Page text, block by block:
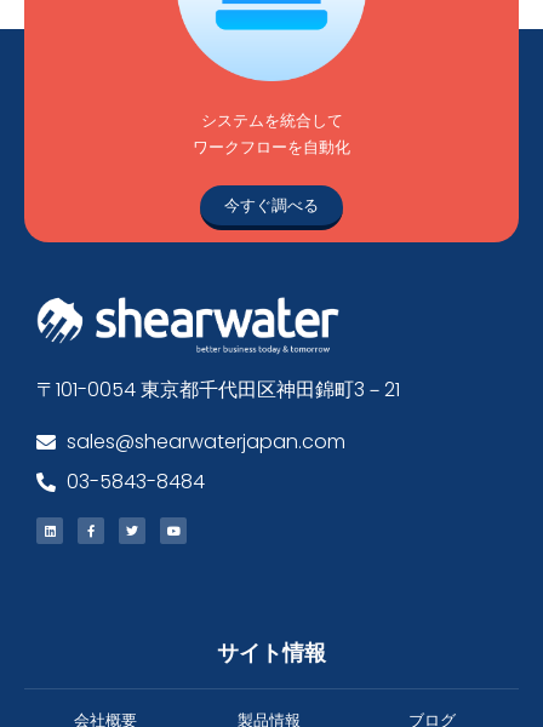
システムを統合して
ワークフローを自動化
今すぐ調べる
〒101-0054 東京都千代田区神田錦町3－21
sales@shearwaterjapan.com
03-5843-8484
サイト情報
会社概要 製品情報 ブログ